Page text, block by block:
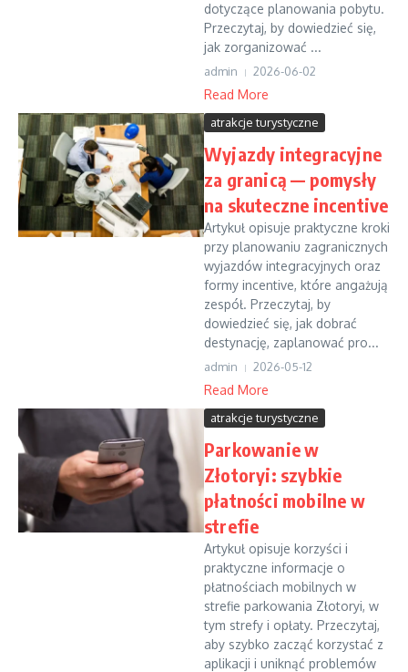
dotyczące planowania pobytu.
Przeczytaj, by dowiedzieć się,
jak zorganizować ...
admin 2026-06-02
Read More
atrakcje turystyczne
Wyjazdy integracyjne
za granicą — pomysły
na skuteczne incentive
Artykuł opisuje praktyczne kroki
przy planowaniu zagranicznych
wyjazdów integracyjnych oraz
formy incentive, które angażują
zespół. Przeczytaj, by
dowiedzieć się, jak dobrać
destynację, zaplanować pro...
admin 2026-05-12
Read More
atrakcje turystyczne
Parkowanie w
Złotoryi: szybkie
płatności mobilne w
strefie
Artykuł opisuje korzyści i
praktyczne informacje o
płatnościach mobilnych w
strefie parkowania Złotoryi, w
tym strefy i opłaty. Przeczytaj,
aby szybko zacząć korzystać z
aplikacji i uniknąć problemów